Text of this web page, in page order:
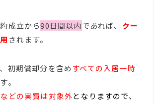
成立から90日間以内であれば、 クー
されます。
初期償却分を含めすべての⼊居⼀時
。
どの実費は対象外となりますので、